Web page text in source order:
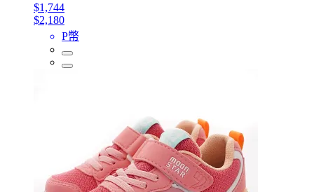
$1,744
$2,180
P幣